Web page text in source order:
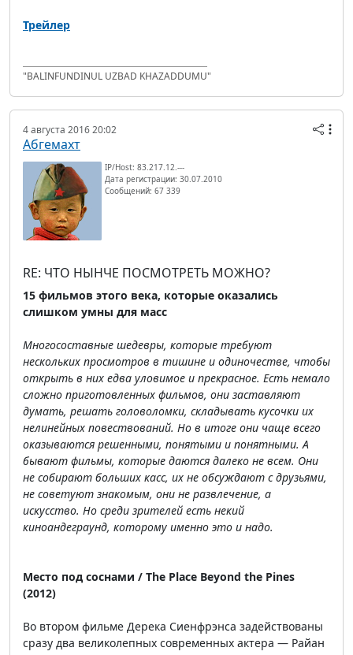
Трейлер
"BALINFUNDINUL UZBAD KHAZADDUMU"
4 августа 2016 20:02
Абгемахт
IP/Host: 83.217.12.---
Дата регистрации: 30.07.2010
Сообщений: 67 339
RE: ЧТО НЫНЧЕ ПОСМОТРЕТЬ МОЖНО?
15 фильмов этого века, которые оказались
слишком умны для масс
Многосоставные шедевры, которые требуют
нескольких просмотров в тишине и одиночестве, чтобы
открыть в них едва уловимое и прекрасное. Есть немало
сложно приготовленных фильмов, они заставляют
думать, решать головоломки, складывать кусочки их
нелинейных повествований. Но в итоге они чаще всего
оказываются решенными, понятыми и понятными. А
бывают фильмы, которые даются далеко не всем. Они
не собирают больших касс, их не обсуждают с друзьями,
не советуют знакомым, они не развлечение, а
искусство. Но среди зрителей есть некий
киноандеграунд, которому именно это и надо.
Место под соснами / The Place Beyond the Pines
(2012)
Во втором фильме Дерека Сиенфрэнса задействованы
сразу два великолепных современных актера — Райан